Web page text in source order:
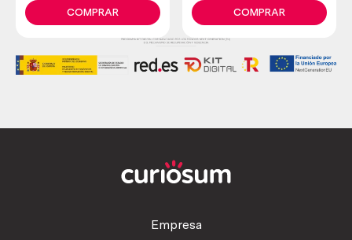
COMPRAR
exclusiva,COMPRAR
Empresa